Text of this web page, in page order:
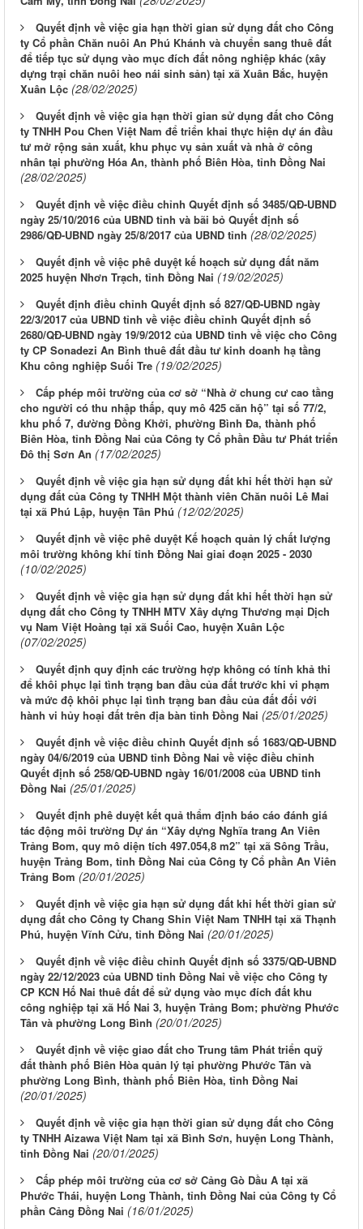
Quyết định về việc gia hạn thời gian sử dụng đất cho Công
ty Cổ phần Chăn nuôi An Phú Khánh và chuyển sang thuê đất
để tiếp tục sử dụng vào mục đích đất nông nghiệp khác (xây
dựng trại chăn nuôi heo nái sinh sản) tại xã Xuân Bắc, huyện
Xuân Lộc (28/02/2025)
Quyết định về việc gia hạn thời gian sử dụng đất cho Công
ty TNHH Pou Chen Việt Nam để triển khai thực hiện dự án đầu
tư mở rộng sản xuất, khu phục vụ sản xuất và nhà ở công
nhân tại phường Hóa An, thành phố Biên Hòa, tỉnh Đồng Nai
(28/02/2025)
Quyết định về việc điều chỉnh Quyết định số 3485/QĐ-UBND
ngày 25/10/2016 của UBND tỉnh và bãi bỏ Quyết định số
2986/QĐ-UBND ngày 25/8/2017 của UBND tỉnh (28/02/2025)
Quyết định về việc phê duyệt kế hoạch sử dụng đất năm
2025 huyện Nhơn Trạch, tỉnh Đồng Nai (19/02/2025)
Quyết định điều chỉnh Quyết định số 827/QĐ-UBND ngày
22/3/2017 của UBND tỉnh về việc điều chỉnh Quyết định số
2680/QĐ-UBND ngày 19/9/2012 của UBND tỉnh về việc cho Công
ty CP Sonadezi An Bình thuê đất đầu tư kinh doanh hạ tầng
Khu công nghiệp Suối Tre (19/02/2025)
Cấp phép môi trường của cơ sở “Nhà ở chung cư cao tầng
cho người có thu nhập thấp, quy mô 425 căn hộ” tại số 77/2,
khu phố 7, đường Đồng Khởi, phường Bình Đa, thành phố
Biên Hòa, tỉnh Đồng Nai của Công ty Cổ phần Đầu tư Phát triển
Đô thị Sơn An (17/02/2025)
Quyết định về việc gia hạn sử dụng đất khi hết thời hạn sử
dụng đất của Công ty TNHH Một thành viên Chăn nuôi Lê Mai
tại xã Phú Lập, huyện Tân Phú (12/02/2025)
Quyết định về việc phê duyệt Kế hoạch quản lý chất lượng
môi trường không khí tỉnh Đồng Nai giai đoạn 2025 - 2030
(10/02/2025)
Quyết định về việc gia hạn sử dụng đất khi hết thời hạn sử
dụng đất cho Công ty TNHH MTV Xây dựng Thương mại Dịch
vụ Nam Việt Hoàng tại xã Suối Cao, huyện Xuân Lộc
(07/02/2025)
Quyết định quy định các trường hợp không có tính khả thi
để khôi phục lại tình trạng ban đầu của đất trước khi vi phạm
và mức độ khôi phục lại tình trạng ban đầu của đất đối với
hành vi hủy hoại đất trên địa bàn tỉnh Đồng Nai (25/01/2025)
Quyết định về việc điều chỉnh Quyết định số 1683/QĐ-UBND
ngày 04/6/2019 của UBND tỉnh Đồng Nai về việc điều chỉnh
Quyết định số 258/QĐ-UBND ngày 16/01/2008 của UBND tỉnh
Đồng Nai (25/01/2025)
Quyết định phê duyệt kết quả thẩm định báo cáo đánh giá
tác động môi trường Dự án “Xây dựng Nghĩa trang An Viên
Trảng Bom, quy mô diện tích 497.054,8 m2” tại xã Sông Trầu,
huyện Trảng Bom, tỉnh Đồng Nai của Công ty Cổ phần An Viên
Trảng Bom (20/01/2025)
Quyết định về việc gia hạn sử dụng đất khi hết thời gian sử
dụng đất cho Công ty Chang Shin Việt Nam TNHH tại xã Thạnh
Phú, huyện Vĩnh Cửu, tỉnh Đồng Nai (20/01/2025)
Quyết định về việc điều chỉnh Quyết định số 3375/QĐ-UBND
ngày 22/12/2023 của UBND tỉnh Đồng Nai về việc cho Công ty
CP KCN Hố Nai thuê đất để sử dụng vào mục đích đất khu
công nghiệp tại xã Hố Nai 3, huyện Trảng Bom; phường Phước
Tân và phường Long Bình (20/01/2025)
Quyết định về việc giao đất cho Trung tâm Phát triển quỹ
đất thành phố Biên Hòa quản lý tại phường Phước Tân và
phường Long Bình, thành phố Biên Hòa, tỉnh Đồng Nai
(20/01/2025)
Quyết định về việc gia hạn thời gian sử dụng đất cho Công
ty TNHH Aizawa Việt Nam tại xã Bình Sơn, huyện Long Thành,
tỉnh Đồng Nai (20/01/2025)
Cấp phép môi trường của cơ sở Cảng Gò Dầu A tại xã
Phước Thái, huyện Long Thành, tỉnh Đồng Nai của Công ty Cổ
phần Cảng Đồng Nai (16/01/2025)